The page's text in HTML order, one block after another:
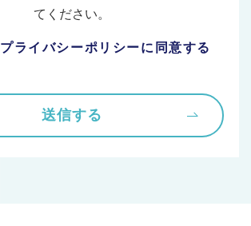
てください。
プライバシーポリシーに同意する